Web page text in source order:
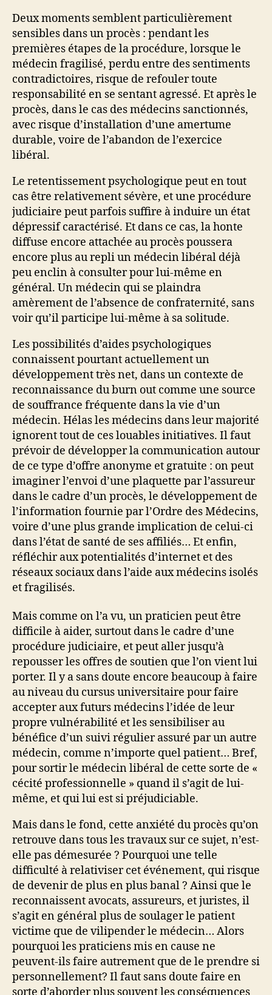
Deux moments semblent particulièrement
sensibles dans un procès : pendant les
premières étapes de la procédure, lorsque le
médecin fragilisé, perdu entre des sentiments
contradictoires, risque de refouler toute
responsabilité en se sentant agressé. Et après le
procès, dans le cas des médecins sanctionnés,
avec risque d’installation d’une amertume
durable, voire de l’abandon de l’exercice
libéral.
Le retentissement psychologique peut en tout
cas être relativement sévère, et une procédure
judiciaire peut parfois suffire à induire un état
dépressif caractérisé. Et dans ce cas, la honte
diffuse encore attachée au procès poussera
encore plus au repli un médecin libéral déjà
peu enclin à consulter pour lui-même en
général. Un médecin qui se plaindra
amèrement de l’absence de confraternité, sans
voir qu’il participe lui-même à sa solitude.
Les possibilités d’aides psychologiques
connaissent pourtant actuellement un
développement très net, dans un contexte de
reconnaissance du burn out comme une source
de souffrance fréquente dans la vie d’un
médecin. Hélas les médecins dans leur majorité
ignorent tout de ces louables initiatives. Il faut
prévoir de développer la communication autour
de ce type d’offre anonyme et gratuite : on peut
imaginer l’envoi d’une plaquette par l’assureur
dans le cadre d’un procès, le développement de
l’information fournie par l’Ordre des Médecins,
voire d’une plus grande implication de celui-ci
dans l’état de santé de ses affiliés… Et enfin,
réfléchir aux potentialités d’internet et des
réseaux sociaux dans l’aide aux médecins isolés
et fragilisés.
Mais comme on l’a vu, un praticien peut être
difficile à aider, surtout dans le cadre d’une
procédure judiciaire, et peut aller jusqu’à
repousser les offres de soutien que l’on vient lui
porter. Il y a sans doute encore beaucoup à faire
au niveau du cursus universitaire pour faire
accepter aux futurs médecins l’idée de leur
propre vulnérabilité et les sensibiliser au
bénéfice d’un suivi régulier assuré par un autre
médecin, comme n’importe quel patient… Bref,
pour sortir le médecin libéral de cette sorte de «
cécité professionnelle » quand il s’agit de lui-
même, et qui lui est si préjudiciable.
Mais dans le fond, cette anxiété du procès qu’on
retrouve dans tous les travaux sur ce sujet, n’est-
elle pas démesurée ? Pourquoi une telle
difficulté à relativiser cet événement, qui risque
de devenir de plus en plus banal ? Ainsi que le
reconnaissent avocats, assureurs, et juristes, il
s’agit en général plus de soulager le patient
victime que de vilipender le médecin… Alors
pourquoi les praticiens mis en cause ne
peuvent-ils faire autrement que de le prendre si
personnellement? Il faut sans doute faire en